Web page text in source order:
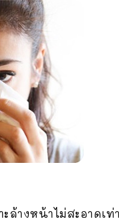
างหน้าไม่สะอาดเ